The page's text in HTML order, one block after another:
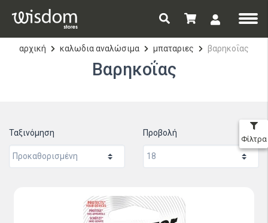
αρχική καλωδια αναλώσιμα μπαταριες βαρηκοΐας
Βαρηκοΐας
Ταξινόμηση Προβολή
Φίλτρα